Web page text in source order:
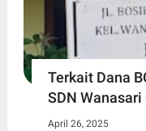
Terkait Dana
SDN
April 26, 2025